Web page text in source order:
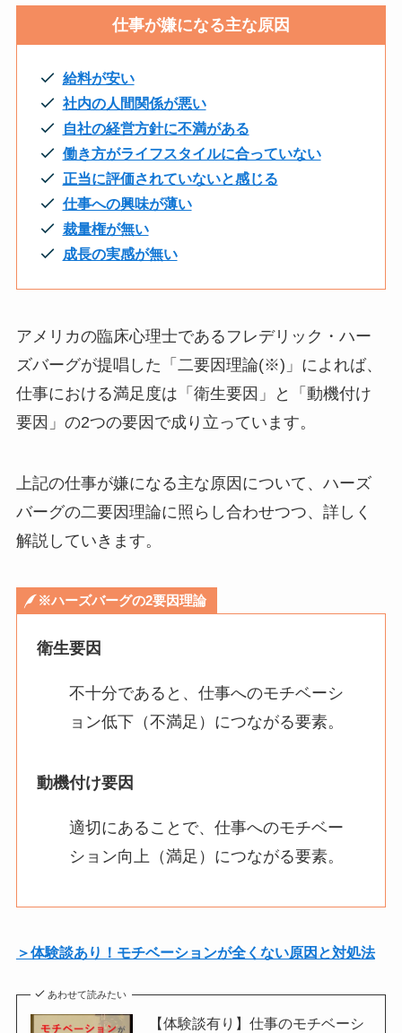
仕事が嫌になる主な原因
給料が安い
社内の人間関係が悪い
自社の経営方針に不満がある
働き方がライフスタイルに合っていない
正当に評価されていないと感じる
仕事への興味が薄い
裁量権が無い
成長の実感が無い
アメリカの臨床心理士であるフレデリック・ハー
ズバーグが提唱した「二要因理論(※)」によれば、
仕事における満足度は「衛生要因」と「動機付け
要因」の2つの要因で成り立っています。
上記の仕事が嫌になる主な原因について、ハーズ
バーグの二要因理論に照らし合わせつつ、詳しく
解説していきます。
※ハーズバーグの2要因理論
衛生要因
不十分であると、仕事へのモチベーシ
ョン低下（不満足）につながる要素。
動機付け要因
適切にあることで、仕事へのモチベー
ション向上（満足）につながる要素。
＞体験談あり！モチベーションが全くない原因と対処法
あわせて読みたい
【体験談有り】仕事のモチベーシ